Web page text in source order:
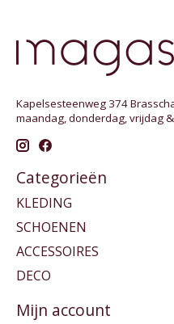
Kapelsesteenweg 374
maandag, donderdag, vrijdag
Categorieën
KLEDING
SCHOENEN
ACCESSOIRES
DECO
Mijn account